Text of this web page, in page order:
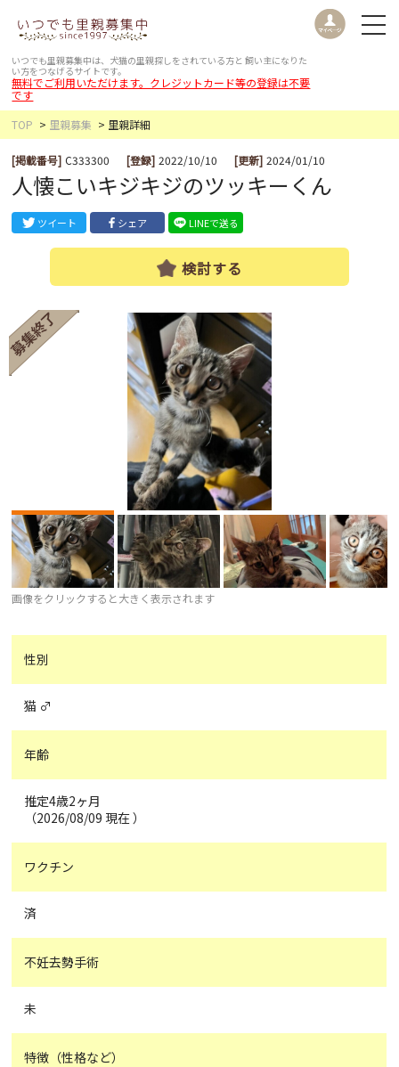
いつでも里親募集中は、犬猫の里親探しをされている方と 飼い主になりた
い方をつなげるサイトです。
無料でご利用いただけます。クレジットカード等の登録は不要
です
TOP
里親募集 里親詳細
[掲載番号] C333300 [登録] 2022/10/10 [更新] 2024/01/10
人懐こいキジキジのツッキーくん
ツイート シェア LINEで送る
検討する
画像をクリックすると大きく表示されます
性別
猫 ♂
年齢
推定4歳2ヶ月
（2026/08/09 現在 ）
ワクチン
済
不妊去勢手術
未
特徴（性格など）